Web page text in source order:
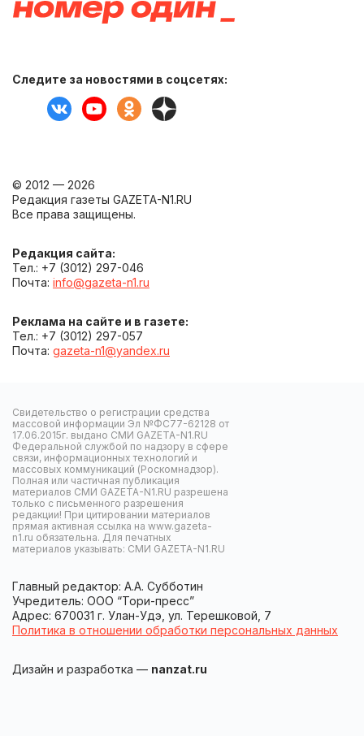
Следите за новостями в соцсетях:
© 2012 — 2026
Редакция газеты GAZETA-N1.RU
Все права защищены.
Редакция сайта:
Тел.: +7 (3012) 297-046
Почта: info@gazeta-n1.ru
Реклама на сайте и в газете:
Тел.: +7 (3012) 297-057
Почта: gazeta-n1@yandex.ru
Свидетельство о регистрации средства
массовой информации Эл №ФС77-62128 от
17.06.2015г. выдано СМИ GAZETA-N1.RU
Федеральной службой по надзору в сфере
связи, информационных технологий и
массовых коммуникаций (Роскомнадзор).
Полная или частичная публикация
материалов СМИ GAZETA-N1.RU разрешена
только с письменного разрешения
редакции! При цитировании материалов
прямая активная ссылка на www.gazeta-
n1.ru обязательна. Для печатных
материалов указывать: СМИ GAZETA-N1.RU
Главный редактор: А.А. Субботин
Учредитель: ООО “Тори-пресс”
Адрес: 670031 г. Улан-Удэ, ул. Терешковой, 7
Политика в отношении обработки персональных данных
Дизайн и разработка — nanzat.ru